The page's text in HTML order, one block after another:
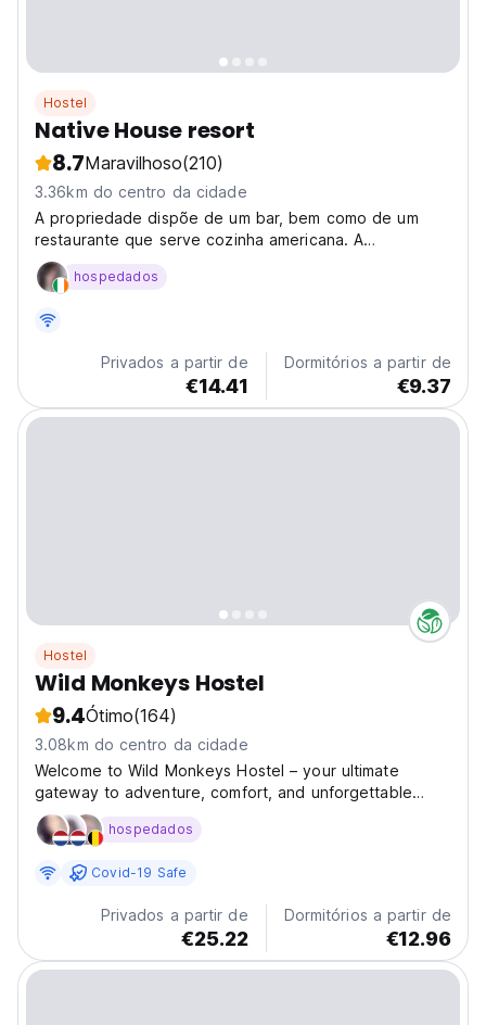
Hostel
Native House resort
8.7Maravilhoso(210)
3.36km do centro da cidade
A propriedade dispõe de um bar, bem como de um
restaurante que serve cozinha americana. A
acomodação oferece recepção 24 horas, transfer
(aeroporto), serviço de quarto e Wi-Fi gratuito.
hospedados
Privados a partir de
€14.41
Dormitórios a partir de
€9.37
Hostel
Wild Monkeys Hostel
9.4Ótimo(164)
3.08km do centro da cidade
Welcome to Wild Monkeys Hostel – your ultimate
gateway to adventure, comfort, and unforgettable
memories in the heart of Moalboal! Nestled amid lush
tropical landscapes and just a stone's throw from the
hospedados
Covid-19 Safe
Privados a partir de
€25.22
Dormitórios a partir de
€12.96